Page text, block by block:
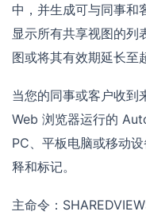
中，并生成可与同事和
显示所有共享视图的列
图或将其有效期延长至
当您的同事或客户收到
Web 浏览器运行的
PC、平板电脑或移动
释和标记。
主命令：